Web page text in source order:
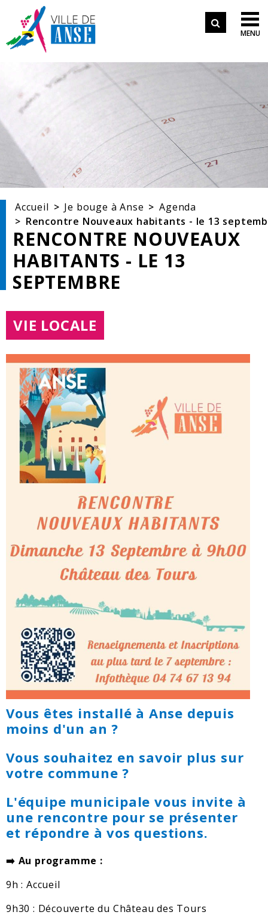
Aller au menu
Aller à la recherche

Formulaire
de
MENU
Accueil Je bouge à Anse
Agenda
Rencontre Nouveaux habitants - le 13
RENCONTRE NOUVEAUX
HABITANTS - LE 13
SEPTEMBRE
THÉMATIQUE :
VIE LOCALE
Vous êtes installé à Anse depuis
moins d'un an ?
Vous souhaitez en savoir plus sur
votre commune ?
L'équipe municipale vous invite à
une rencontre pour se présenter
et répondre à vos questions.
➡️ Au programme :
9h : Accueil
9h30 : Découverte du Château des Tours